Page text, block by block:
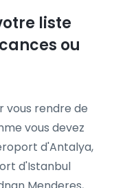
liste
ou
vous rendre de
vous devez
d'Antalya,
d'Istanbul